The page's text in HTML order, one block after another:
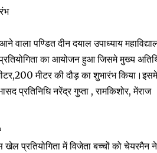
वाला पण्डित दीन दयाल उपाध्याय
का आयोजन हुआ जिसमे मुख्य
मीटर की दौड़ का शुभारंभ
प्रतिनिधि नरेंद्र गुप्ता , रामकिशोर, मेंराज
प्रतियोगिता में विजेता बच्चों को चेयरमैन ने